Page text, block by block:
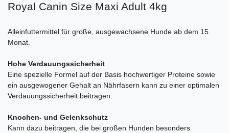
Royal Canin Size Maxi Adult 4kg
Alleinfuttermittel für große, ausgewachsene Hunde ab dem 15.
Monat.
Hohe Verdauungssicherheit
Eine spezielle Formel auf der Basis hochwertiger Proteine sowie
ein ausgewogener Gehalt an Nährfasern kann zu einer optimalen
Verdauungssicherheit beitragen.
Knochen- und Gelenkschutz
Kann dazu beitragen, die bei großen Hunden besonders